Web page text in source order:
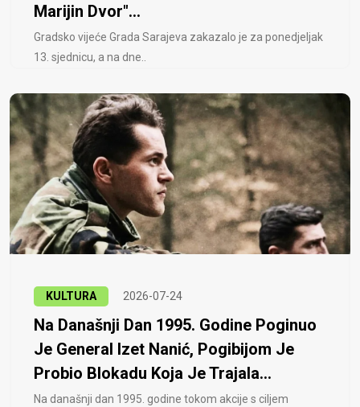
Marijin Dvor"...
Gradsko vijeće Grada Sarajeva zakazalo je za ponedjeljak
13. sjednicu, a na dne..
KULTURA 2026-07-24
Na Današnji Dan 1995. Godine Poginuo
Je General Izet Nanić, Pogibijom Je
Probio Blokadu Koja Je Trajala...
Na današnji dan 1995. godine tokom akcije s ciljem